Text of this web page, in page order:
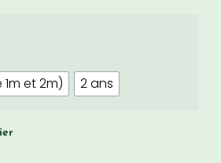
1m et 2m) 2 ans